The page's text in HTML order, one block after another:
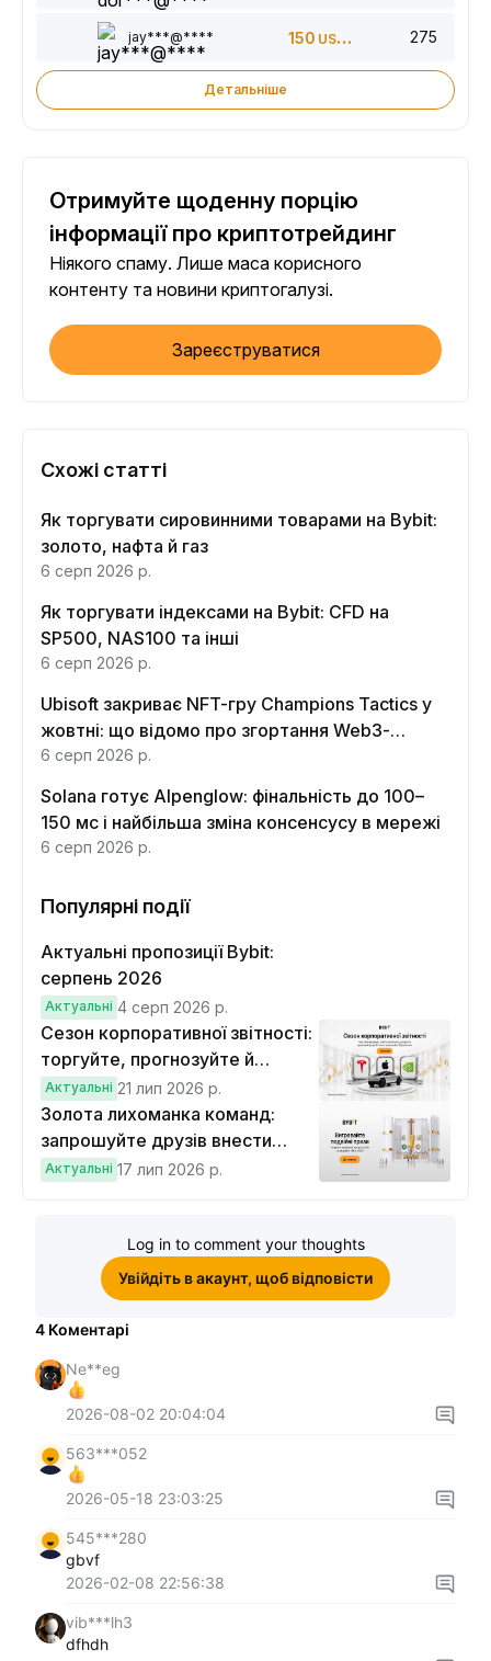
jay***@**** 150 USDT 275
Детальніше
Отримуйте щоденну порцію
інформації про криптотрейдинг
Ніякого спаму. Лише маса корисного
контенту та новини криптогалузі.
Зареєструватися
Схожі статті
Як торгувати сировинними товарами на Bybit:
золото, нафта й газ
6 серп 2026 р.
Як торгувати індексами на Bybit: CFD на
SP500, NAS100 та інші
6 серп 2026 р.
Ubisoft закриває NFT-гру Champions Tactics у
жовтні: що відомо про згортання Web3-
функцій
6 серп 2026 р.
Solana готує Alpenglow: фінальність до 100–
150 мс і найбільша зміна консенсусу в мережі
6 серп 2026 р.
Популярні події
Актуальні пропозиції Bybit:
серпень 2026
Актуальні 4 серп 2026 р.
Сезон корпоративної звітності:
торгуйте, прогнозуйте й
вигравайте Cybertruck
Актуальні 21 лип 2026 р.
Золота лихоманка команд:
запрошуйте друзів внести
депозит на $100 і торгувати на
Актуальні 17 лип 2026 р.
Log in to comment your thoughts
Увійдіть в акаунт, щоб відповісти
4 Коментарі
Ne**eg
2026-08-02 20:04:04
563***052
2026-05-18 23:03:25
545***280
gbvf
2026-02-08 22:56:38
vib***lh3
dfhdh